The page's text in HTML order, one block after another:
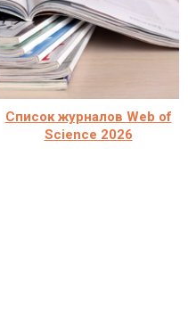
Список журналов Web of
Science 2026